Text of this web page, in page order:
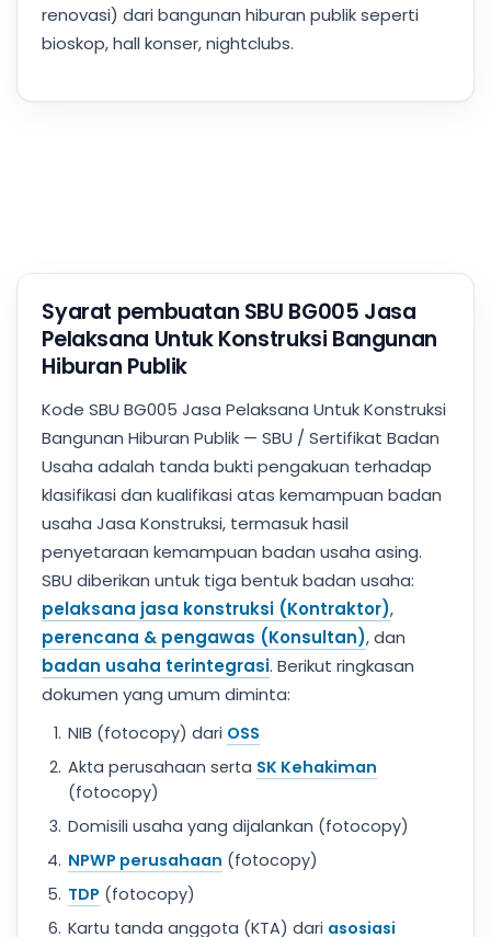
renovasi) dari bangunan hiburan publik seperti
bioskop, hall konser, nightclubs.
Syarat pembuatan SBU BG005 Jasa
Pelaksana Untuk Konstruksi Bangunan
Hiburan Publik
Kode SBU BG005 Jasa Pelaksana Untuk Konstruksi
Bangunan Hiburan Publik — SBU / Sertifikat Badan
Usaha adalah tanda bukti pengakuan terhadap
klasifikasi dan kualifikasi atas kemampuan badan
usaha Jasa Konstruksi, termasuk hasil
penyetaraan kemampuan badan usaha asing.
SBU diberikan untuk tiga bentuk badan usaha:
pelaksana jasa konstruksi (Kontraktor),
perencana & pengawas (Konsultan), dan
badan usaha terintegrasi. Berikut ringkasan
dokumen yang umum diminta:
NIB (fotocopy) dari OSS
Akta perusahaan serta SK Kehakiman
(fotocopy)
Domisili usaha yang dijalankan (fotocopy)
NPWP perusahaan (fotocopy)
TDP (fotocopy)
Kartu tanda anggota (KTA) dari asosiasi